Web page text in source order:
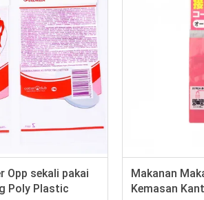
Opp sekali pakai
Poly Plastic
Makanan
Kemasan